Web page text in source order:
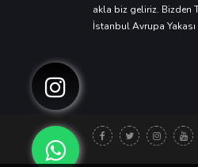
akla biz geliriz. Bizden
İstanbul Avrupa